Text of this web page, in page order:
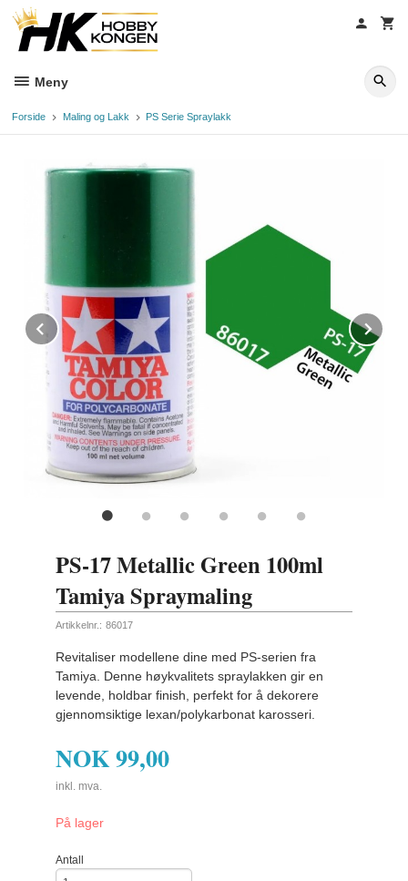
innholdet
Meny
Forside Maling og Lakk PS Serie Spraylakk
Prev
PS-17 Metallic Green 100ml
Tamiya Spraymaling
Artikkelnr.: 86017
Revitaliser modellene dine med PS-serien fra
Tamiya. Denne høykvalitets spraylakken gir en
levende, holdbar finish, perfekt for å dekorere
gjennomsiktige lexan/polykarbonat karosseri.
NOK99,00
inkl. mva.
På lager
Antall